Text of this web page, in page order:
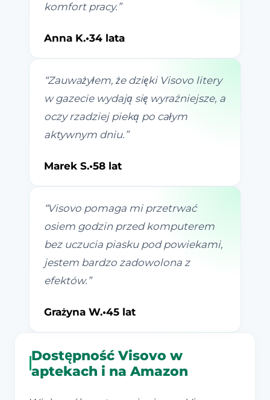
komfort pracy. ”
Anna K.•34 lata
“Zauważyłem, że dzięki Visovo litery
w gazecie wydają się wyraźniejsze, a
oczy rzadziej pieką po całym
aktywnym dniu. ”
Marek S.•58 lat
“Visovo pomaga mi przetrwać
osiem godzin przed komputerem
bez uczucia piasku pod powiekami,
jestem bardzo zadowolona z
efektów. ”
Grażyna W.•45 lat
Dostępność Visovo w
aptekach i na Amazon